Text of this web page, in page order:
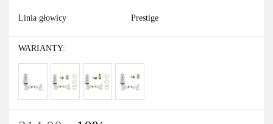
Linia głowicy Prestige
WARIANTY: